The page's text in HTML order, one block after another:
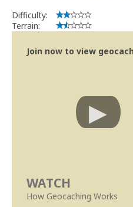
implicações que as
Se no local existe algum
Obrigado
Geocaching.com Volunteer
Difficulty:
Terrain:
Join now to view
WATCH
How Geocaching Works